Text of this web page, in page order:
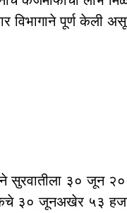
विभागाने पूर्ण केली
सुरवातीला ३० जून
बँकेचे ३० जूनअखेर ५३